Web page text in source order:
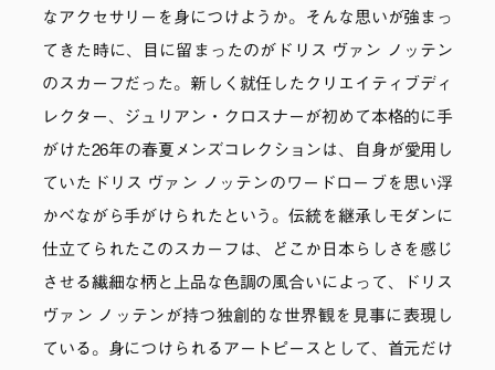
なアクセサリーを身につけようか。そんな思いが強まっ
てきた時に、目に留まったのがドリス ヴァン ノッテン
のスカーフだった。新しく就任したクリエイティブディ
レクター、ジュリアン・クロスナーが初めて本格的に手
がけた26年の春夏メンズコレクションは、自身が愛用し
ていたドリス ヴァン ノッテンのワードローブを思い浮
かべながら手がけられたという。伝統を継承しモダンに
仕立てられたこのスカーフは、どこか日本らしさを感じ
させる繊細な柄と上品な色調の風合いによって、ドリス
ヴァン ノッテンが持つ独創的な世界観を見事に表現し
ている。身につけられるアートピースとして、首元だけ